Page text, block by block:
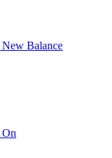
New Balance
On